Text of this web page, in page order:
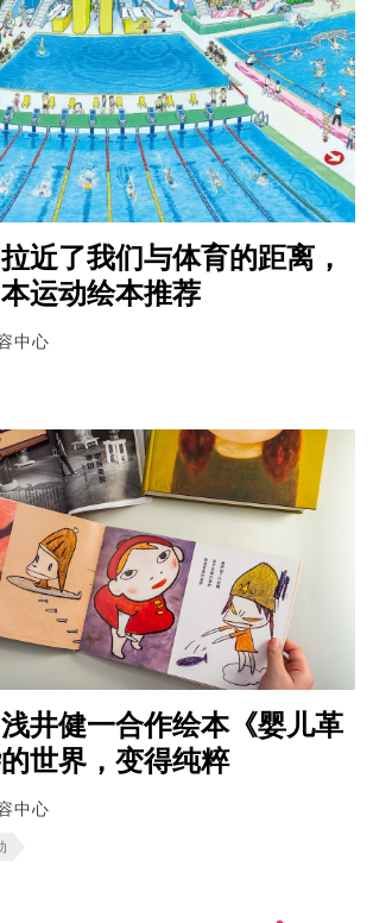
近了我们与体育的距离，
运动绘本推荐
中心
井健一合作绘本《婴儿革
世界，变得纯粹
中心